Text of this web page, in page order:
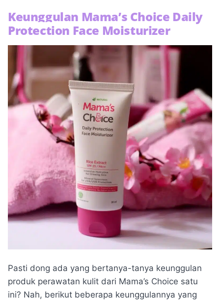
Keunggulan Mama’s Choice Daily
Protection Face Moisturizer
Pasti dong ada yang bertanya-tanya keunggulan
produk perawatan kulit dari Mama’s Choice satu
ini? Nah, berikut beberapa keunggulannya yang